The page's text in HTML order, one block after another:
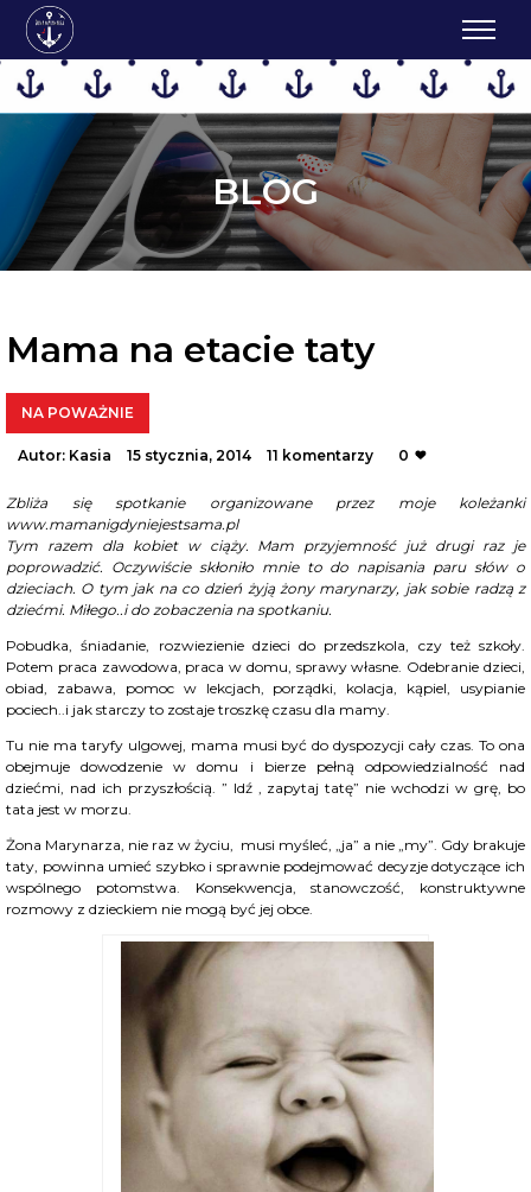
BLOG
Mama na etacie taty
NA POWAŻNIE
Autor: Kasia 15 stycznia, 2014 11 komentarzy 0
Zbliża się spotkanie organizowane przez moje koleżanki
www.mamanigdyniejestsama.pl
Tym razem dla kobiet w ciąży. Mam przyjemność już drugi raz je
poprowadzić. Oczywiście skłoniło mnie to do napisania paru słów o
dzieciach. O tym jak na co dzień żyją żony marynarzy, jak sobie radzą z
dziećmi. Miłego..i do zobaczenia na spotkaniu.
Pobudka, śniadanie, rozwiezienie dzieci do przedszkola, czy też szkoły.
Potem praca zawodowa, praca w domu, sprawy własne. Odebranie dzieci,
obiad, zabawa, pomoc w lekcjach, porządki, kolacja, kąpiel, usypianie
pociech..i jak starczy to zostaje troszkę czasu dla mamy.
Tu nie ma taryfy ulgowej, mama musi być do dyspozycji cały czas. To ona
obejmuje dowodzenie w domu i bierze pełną odpowiedzialność nad
dziećmi, nad ich przyszłością. ” Idź , zapytaj tatę” nie wchodzi w grę, bo
tata jest w morzu.
Żona Marynarza, nie raz w życiu, musi myśleć, „ja” a nie „my”. Gdy brakuje
taty, powinna umieć szybko i sprawnie podejmować decyzje dotyczące ich
wspólnego potomstwa. Konsekwencja, stanowczość, konstruktywne
rozmowy z dzieckiem nie mogą być jej obce.